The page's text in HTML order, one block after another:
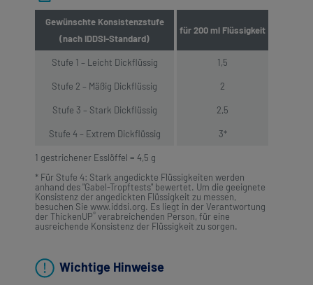
Gewünschte Konsistenzstufe
(nach IDDSI-Standard)
für 200 ml Flüssigkeit
Stufe 1 – Leicht Dickflüssig 1,5
Stufe 2 – Mäßig Dickflüssig 2
Stufe 3 – Stark Dickflüssig 2,5
Stufe 4 – Extrem Dickflüssig 3*
1 gestrichener Esslöffel = 4,5 g
* Für Stufe 4: Stark angedickte Flüssigkeiten werden
anhand des "Gabel-Tropftests" bewertet. Um die geeignete
Konsistenz der angedickten Flüssigkeit zu messen,
besuchen Sie www.iddsi.org. Es liegt in der Verantwortung
der ThickenUP® verabreichenden Person, für eine
ausreichende Konsistenz der Flüssigkeit zu sorgen.
Wichtige Hinweise